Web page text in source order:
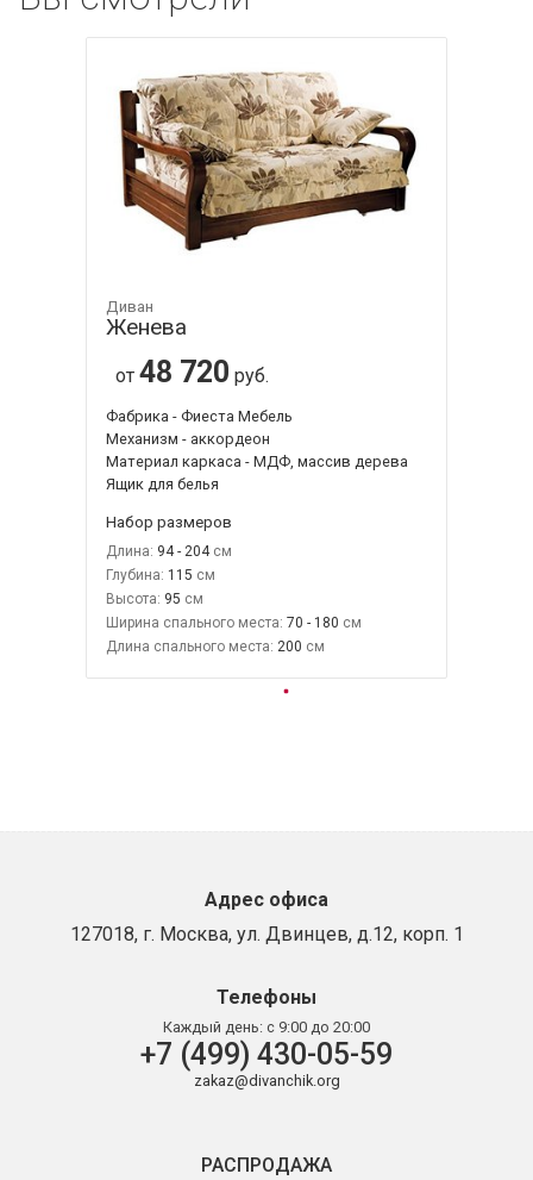
Диван
Женева
от 48 720 руб.
Фабрика - Фиеста Мебель
Механизм - аккордеон
Материал каркаса - МДФ, массив дерева
Ящик для белья
Набор размеров
Длина: 94 - 204
Глубина: 115
Высота: 95
Ширина спального места: 70 - 180
Длина спального места: 200
Адрес офиса
127018, г. Москва, ул. Двинцев, д.12, корп. 1
Телефоны
Каждый день: с 9:00 до 20:00
+7 (499) 430-05-59
zakaz@divanchik.org
РАСПРОДАЖА